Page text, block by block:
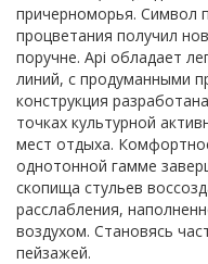
причерноморья. Символ
процветания получил
поручне. Api обладает
линий, с продуманными
конструкция
точках культурной
мест отдыха.
однотонной гамме
скопища стульев
расслабления,
воздухом. Становясь
пейзажей.